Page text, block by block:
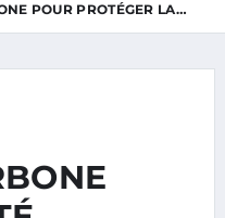
POUR PROTÉGER LA…